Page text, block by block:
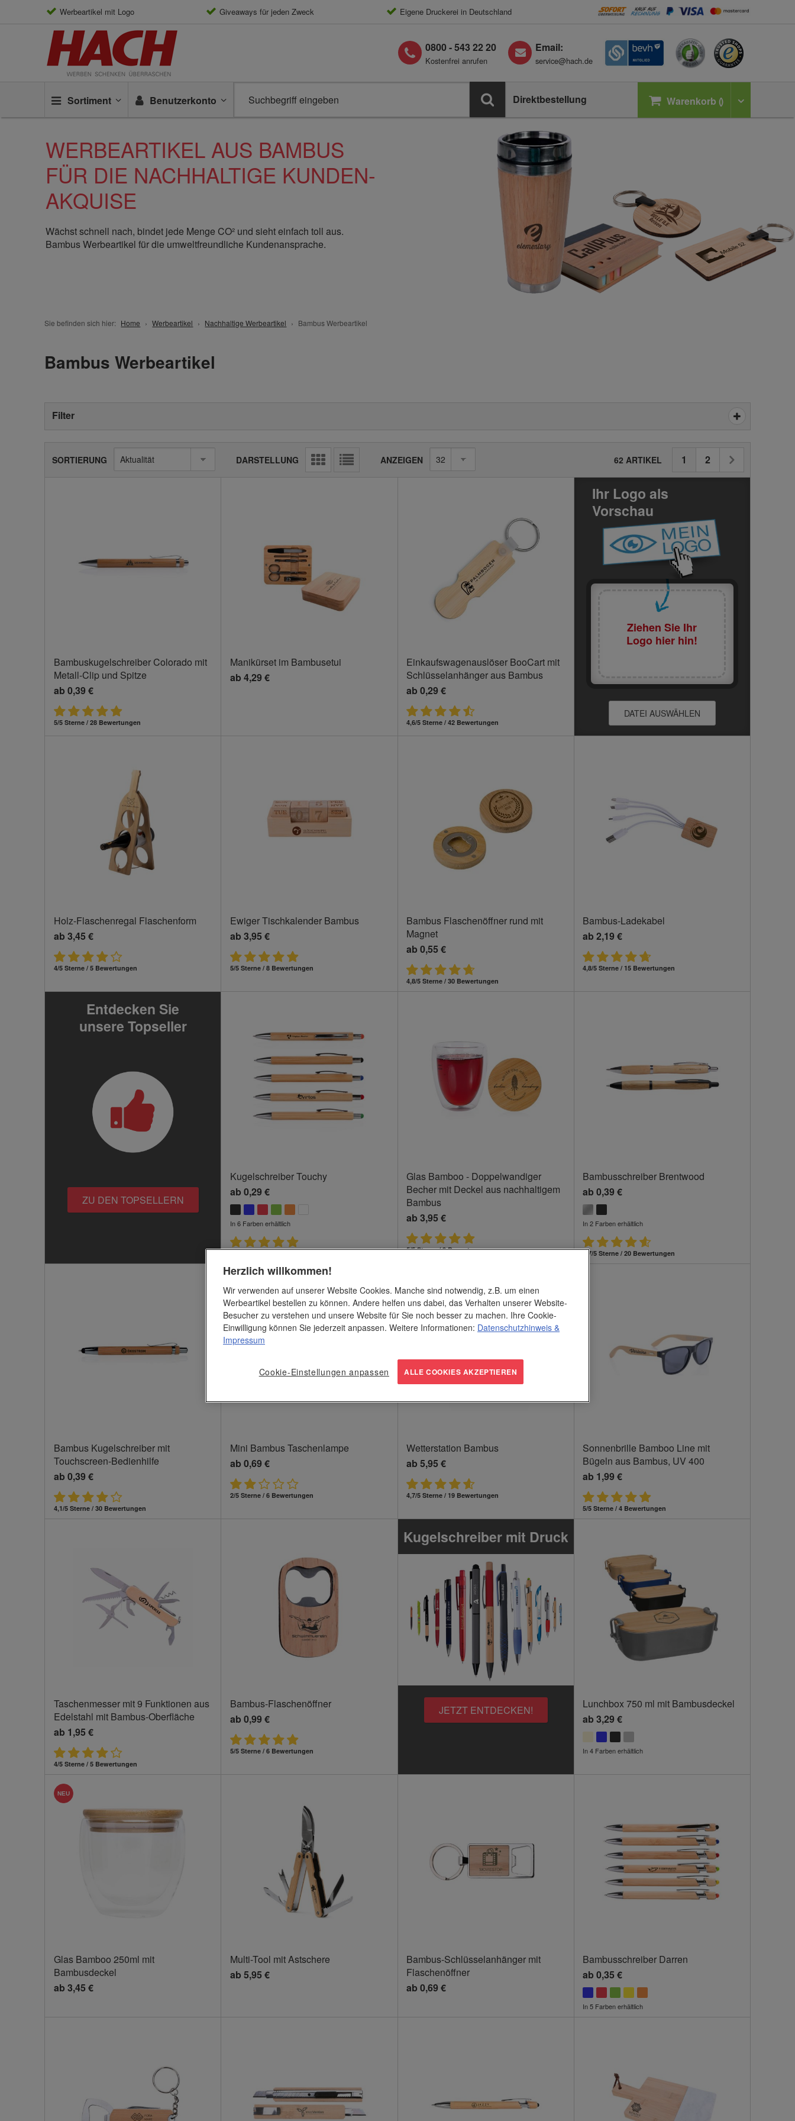
Werbeartikel mit Logo Giveaways für jeden Zweck Eigene Druckerei in Deutschland
0800 - 543 22 20
Kostenfrei anrufen
Email:
service@hach.de
Sortiment Warenkorb
Benutzerkonto Direktbestellung
WERBEARTIKEL AUS BAMBUS
FÜR DIE NACHHALTIGE KUNDEN-
AKQUISE
Wächst schnell nach, bindet jede Menge CO² und sieht einfach toll aus.
Bambus Werbeartikel für die umweltfreundliche Kundenansprache.
Sie befinden sich hier: Home Werbeartikel Nachhaltige Werbeartikel Bambus Werbeartikel
Bambus Werbeartikel
Filter
SORTIERUNG DARSTELLUNG RasterListe ANZEIGEN 62 ARTIKEL
Sie
Seite
1 Seite
2 Seite
Weiter
Bambuskugelschreiber Colorado mit
Metall-Clip und Spitze
ab 0,39 €
5/5 Sterne / 28 Bewertungen
Manikürset im Bambusetui
ab 4,29 €
Einkaufswagenauslöser BooCart mit
Schlüsselanhänger aus Bambus
ab 0,29 €
4,6/5 Sterne / 42 Bewertungen
Ihr Logo als
Vorschau
Ziehen Sie Ihr
Logo hier hin!
DATEI AUSWÄHLEN
Holz-Flaschenregal Flaschenform
ab 3,45 €
4/5 Sterne / 5 Bewertungen
Ewiger Tischkalender Bambus
ab 3,95 €
5/5 Sterne / 8 Bewertungen
Bambus Flaschenöffner rund mit
Magnet
ab 0,55 €
4,8/5 Sterne / 30 Bewertungen
Bambus-Ladekabel
ab 2,19 €
4,8/5 Sterne / 15 Bewertungen
Entdecken Sie
unsere Topseller
ZU DEN TOPSELLERN
Kugelschreiber Touchy
ab 0,29 €
In 6 Farben erhältlich
5/5 Sterne / 22 Bewertungen
Glas Bamboo - Doppelwandiger
Becher mit Deckel aus nachhaltigem
Bambus
ab 3,95 €
5/5 Sterne / 9 Bewertungen
Bambusschreiber Brentwood
ab 0,39 €
In 2 Farben erhältlich
4,7/5 Sterne / 20 Bewertungen
Bambus Kugelschreiber mit
Touchscreen-Bedienhilfe
ab 0,39 €
4,1/5 Sterne / 30 Bewertungen
Mini Bambus Taschenlampe
ab 0,69 €
2/5 Sterne / 6 Bewertungen
Wetterstation Bambus
ab 5,95 €
4,7/5 Sterne / 19 Bewertungen
Sonnenbrille Bamboo Line mit
Bügeln aus Bambus, UV 400
ab 1,99 €
5/5 Sterne / 4 Bewertungen
Taschenmesser mit 9 Funktionen aus
Edelstahl mit Bambus-Oberfläche
ab 1,95 €
4/5 Sterne / 5 Bewertungen
Bambus-Flaschenöffner
ab 0,99 €
5/5 Sterne / 6 Bewertungen
Kugelschreiber mit Druck
JETZT ENTDECKEN!
Lunchbox 750 ml mit Bambusdeckel
ab 3,29 €
In 4 Farben erhältlich
Glas Bamboo 250ml mit
Bambusdeckel
ab 3,45 €
NEU
Multi-Tool mit Astschere
ab 5,95 €
Bambus-Schlüsselanhänger mit
Flaschenöffner
ab 0,69 €
Bambusschreiber Darren
ab 0,35 €
In 5 Farben erhältlich
Herzlich willkommen!
Wir verwenden auf unserer Website Cookies. Manche sind notwendig, z.B. um einen
Werbeartikel bestellen zu können. Andere helfen uns dabei, das Verhalten unserer Website-
Besucher zu verstehen und unsere Website für Sie noch besser zu machen. Ihre Cookie-
Einwilligung können Sie jederzeit anpassen. Weitere Informationen: Datenschutzhinweis &
Impressum
Cookie-Einstellungen anpassen ALLE COOKIES AKZEPTIEREN